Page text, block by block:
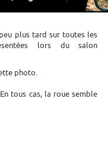
plus tard sur toutes les
lors du salon
photo.
tous cas, la roue semble